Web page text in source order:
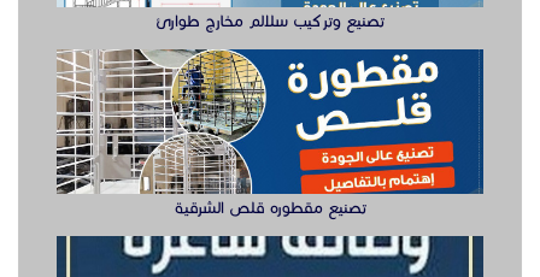
وظيفة دهان سيارت للعمل في الخبر